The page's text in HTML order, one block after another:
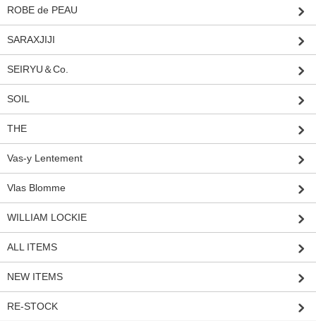
ROBE de PEAU
SARAXJIJI
SEIRYU＆Co.
SOIL
THE
Vas-y Lentement
Vlas Blomme
WILLIAM LOCKIE
ALL ITEMS
NEW ITEMS
RE-STOCK